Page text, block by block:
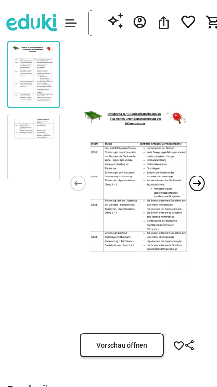
Vorschau öffnen